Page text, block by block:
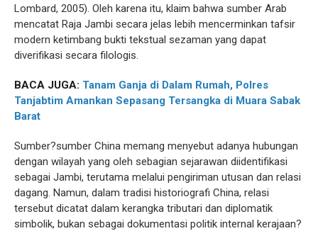
Lombard, 2005). Oleh karena itu, klaim bahwa sumber Arab
mencatat Raja Jambi secara jelas lebih mencerminkan tafsir
modern ketimbang bukti tekstual sezaman yang dapat
diverifikasi secara filologis.
BACA JUGA: Tanam Ganja di Dalam Rumah, Polres
Tanjabtim Amankan Sepasang Tersangka di Muara Sabak
Barat
Sumber?sumber China memang menyebut adanya hubungan
dengan wilayah yang oleh sebagian sejarawan diidentifikasi
sebagai Jambi, terutama melalui pengiriman utusan dan relasi
dagang. Namun, dalam tradisi historiografi China, relasi
tersebut dicatat dalam kerangka tributari dan diplomatik
simbolik, bukan sebagai dokumentasi politik internal kerajaan?